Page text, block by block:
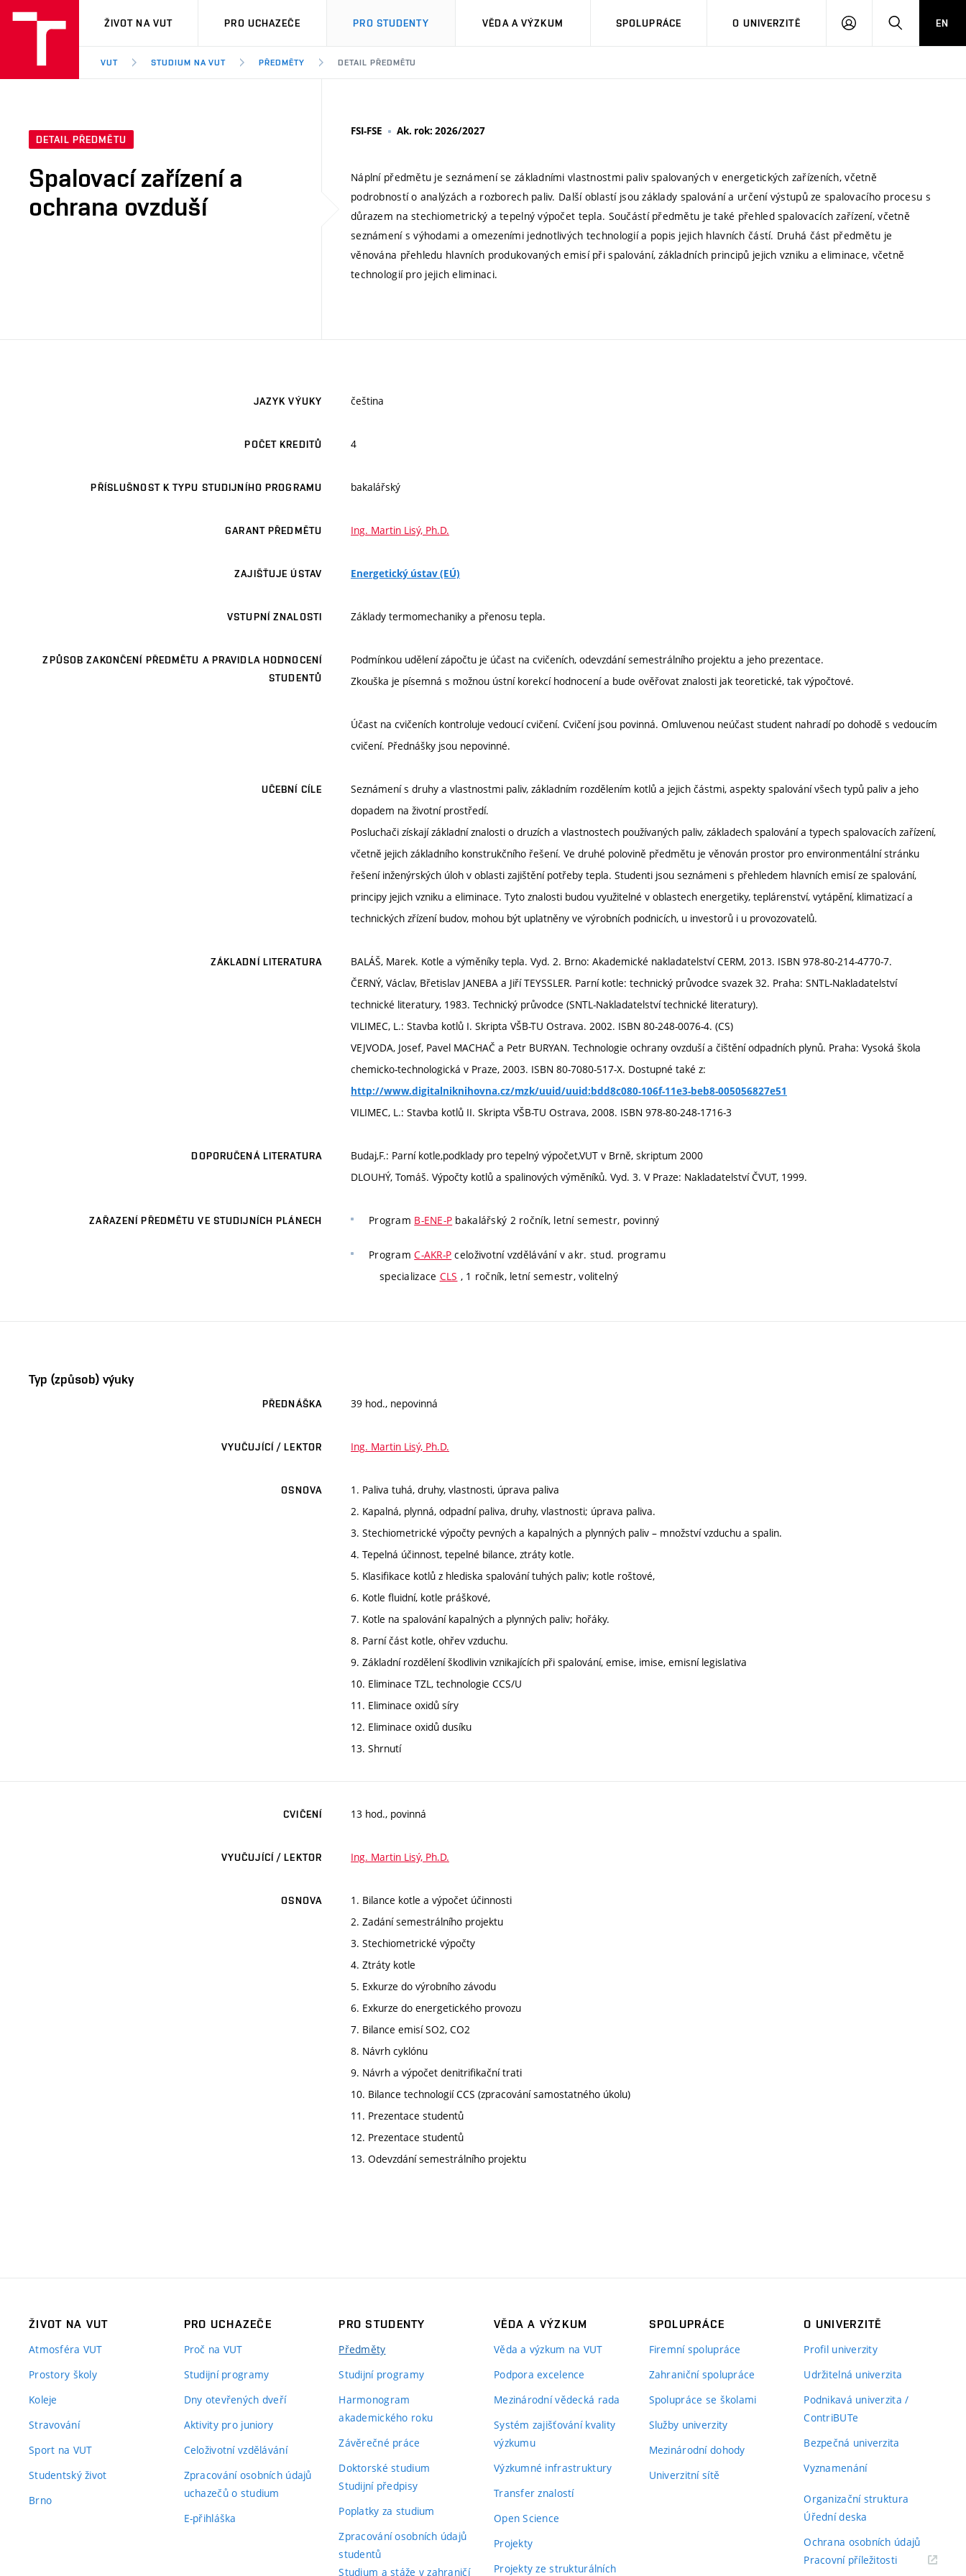
VUT
ŽIVOT NA VUT PRO UCHAZEČE PRO STUDENTY VĚDA A VÝZKUM SPOLUPRÁCE O UNIVERZITĚ
PŘIHLÁSIT HLEDATEN
VUT STUDIUM NA VUT PŘEDMĚTY DETAIL PŘEDMĚTU
DETAIL PŘEDMĚTU
Spalovací zařízení a
ochrana ovzduší
FSI-FSE Ak. rok: 2026/2027
Náplní předmětu je seznámení se základními vlastnostmi paliv spalovaných v energetických zařízeních, včetně
podrobností o analýzách a rozborech paliv. Další oblastí jsou základy spalování a určení výstupů ze spalovacího procesu s
důrazem na stechiometrický a tepelný výpočet tepla. Součástí předmětu je také přehled spalovacích zařízení, včetně
seznámení s výhodami a omezeními jednotlivých technologií a popis jejich hlavních částí. Druhá část předmětu je
věnována přehledu hlavních produkovaných emisí při spalování, základních principů jejich vzniku a eliminace, včetně
technologií pro jejich eliminaci.
JAZYK VÝUKY čeština
POČET KREDITŮ 4
PŘÍSLUŠNOST K TYPU STUDIJNÍHO PROGRAMU bakalářský
GARANT PŘEDMĚTU Ing. Martin Lisý, Ph.D.
ZAJIŠŤUJE ÚSTAV Energetický ústav (EÚ)
VSTUPNÍ ZNALOSTI Základy termomechaniky a přenosu tepla.
ZPŮSOB ZAKONČENÍ PŘEDMĚTU A PRAVIDLA HODNOCENÍ
STUDENTŮ
Podmínkou udělení zápočtu je účast na cvičeních, odevzdání semestrálního projektu a jeho prezentace.
Zkouška je písemná s možnou ústní korekcí hodnocení a bude ověřovat znalosti jak teoretické, tak výpočtové.
Účast na cvičeních kontroluje vedoucí cvičení. Cvičení jsou povinná. Omluvenou neúčast student nahradí po dohodě s vedoucím
cvičení. Přednášky jsou nepovinné.
UČEBNÍ CÍLE
Seznámení s druhy a vlastnostmi paliv, základním rozdělením kotlů a jejich částmi, aspekty spalování všech typů paliv a jeho
dopadem na životní prostředí.
Posluchači získají základní znalosti o druzích a vlastnostech používaných paliv, základech spalování a typech spalovacích zařízení,
včetně jejich základního konstrukčního řešení. Ve druhé polovině předmětu je věnován prostor pro environmentální stránku
řešení inženýrských úloh v oblasti zajištění potřeby tepla. Studenti jsou seznámeni s přehledem hlavních emisí ze spalování,
principy jejich vzniku a eliminace. Tyto znalosti budou využitelné v oblastech energetiky, teplárenství, vytápění, klimatizací a
technických zřízení budov, mohou být uplatněny ve výrobních podnicích, u investorů i u provozovatelů.
ZÁKLADNÍ LITERATURA
BALÁŠ, Marek. Kotle a výměníky tepla. Vyd. 2. Brno: Akademické nakladatelství CERM, 2013. ISBN 978-80-214-4770-7.
ČERNÝ, Václav, Břetislav JANEBA a Jiří TEYSSLER. Parní kotle: technický průvodce svazek 32. Praha: SNTL-Nakladatelství
technické literatury, 1983. Technický průvodce (SNTL-Nakladatelství technické literatury).
VILIMEC, L.: Stavba kotlů I. Skripta VŠB-TU Ostrava. 2002. ISBN 80-248-0076-4. (CS)
VEJVODA, Josef, Pavel MACHAČ a Petr BURYAN. Technologie ochrany ovzduší a čištění odpadních plynů. Praha: Vysoká škola
chemicko-technologická v Praze, 2003. ISBN 80-7080-517-X. Dostupné také z:
http://www.digitalniknihovna.cz/mzk/uuid/uuid:bdd8c080-106f-11e3-beb8-005056827e51
VILIMEC, L.: Stavba kotlů II. Skripta VŠB-TU Ostrava, 2008. ISBN 978-80-248-1716-3
DOPORUČENÁ LITERATURA
Budaj,F.: Parní kotle,podklady pro tepelný výpočet,VUT v Brně, skriptum 2000
DLOUHÝ, Tomáš. Výpočty kotlů a spalinových výměníků. Vyd. 3. V Praze: Nakladatelství ČVUT, 1999.
ZAŘAZENÍ PŘEDMĚTU VE STUDIJNÍCH PLÁNECH Program B-ENE-P bakalářský 2 ročník, letní semestr, povinný
ProgramC-AKR-P celoživotní vzdělávání v akr. stud. programu
specializace CLS , 1 ročník, letní semestr, volitelný
Typ (způsob) výuky
PŘEDNÁŠKA 39 hod., nepovinná
VYUČUJÍCÍ / LEKTOR Ing. Martin Lisý, Ph.D.
OSNOVA
1. Paliva tuhá, druhy, vlastnosti, úprava paliva
2. Kapalná, plynná, odpadní paliva, druhy, vlastnosti; úprava paliva.
3. Stechiometrické výpočty pevných a kapalných a plynných paliv – množství vzduchu a spalin.
4. Tepelná účinnost, tepelné bilance, ztráty kotle.
5. Klasifikace kotlů z hlediska spalování tuhých paliv; kotle roštové,
6. Kotle fluidní, kotle práškové,
7. Kotle na spalování kapalných a plynných paliv; hořáky.
8. Parní část kotle, ohřev vzduchu.
9. Základní rozdělení škodlivin vznikajících při spalování, emise, imise, emisní legislativa
10. Eliminace TZL, technologie CCS/U
11. Eliminace oxidů síry
12. Eliminace oxidů dusíku
13. Shrnutí
CVIČENÍ 13 hod., povinná
VYUČUJÍCÍ / LEKTOR Ing. Martin Lisý, Ph.D.
OSNOVA
1. Bilance kotle a výpočet účinnosti
2. Zadání semestrálního projektu
3. Stechiometrické výpočty
4. Ztráty kotle
5. Exkurze do výrobního závodu
6. Exkurze do energetického provozu
7. Bilance emisí SO2, CO2
8. Návrh cyklónu
9. Návrh a výpočet denitrifikační trati
10. Bilance technologií CCS (zpracování samostatného úkolu)
11. Prezentace studentů
12. Prezentace studentů
13. Odevzdání semestrálního projektu
ŽIVOT NA VUT
Atmosféra VUT
Prostory školy
Koleje
Stravování
Sport na VUT
Studentský život
Brno
PRO UCHAZEČE
Proč na VUT
Studijní programy
Dny otevřených dveří
Aktivity pro juniory
Celoživotní vzdělávání
Zpracování osobních údajů
uchazečů o studium
E-přihláška
PRO STUDENTY
Předměty
Studijní programy
Harmonogram
akademického roku
Závěrečné práce
Doktorské studium
Studijní předpisy
Poplatky za studium
Zpracování osobních údajů
studentů
Studium a stáže v zahraničí
VĚDA A VÝZKUM
Věda a výzkum na VUT
Podpora excelence
Mezinárodní vědecká rada
Systém zajišťování kvality
výzkumu
Výzkumné infrastruktury
Transfer znalostí
Open Science
Projekty
Projekty ze strukturálních
SPOLUPRÁCE
Firemní spolupráce
Zahraniční spolupráce
Spolupráce se školami
Služby univerzity
Mezinárodní dohody
Univerzitní sítě
O UNIVERZITĚ
Profil univerzity
Udržitelná univerzita
Podnikavá univerzita /
ContriBUTe
Bezpečná univerzita
Vyznamenání
Organizační struktura
Úřední deska
Ochrana osobních údajů
Pracovní příležitosti(externí